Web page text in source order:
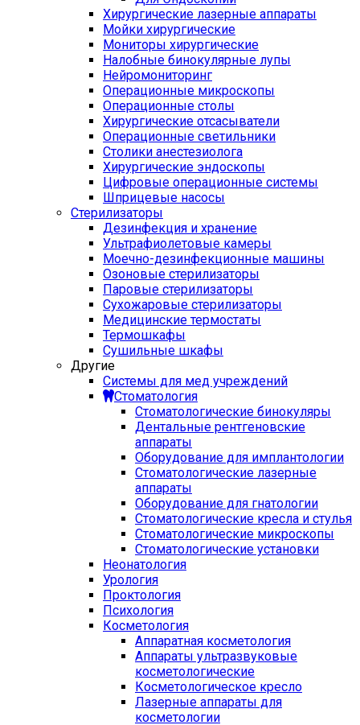
Хирургические лазерные аппараты
Мойки хирургические
Мониторы хирургические
Налобные бинокулярные лупы
Нейромониторинг
Операционные микроскопы
Операционные столы
Хирургические отсасыватели
Операционные светильники
Столики анестезиолога
Хирургические эндоскопы
Цифровые операционные системы
Шприцевые насосы
Стерилизаторы
Дезинфекция и хранение
Ультрафиолетовые камеры
Моечно-дезинфекционные машины
Озоновые стерилизаторы
Паровые стерилизаторы
Сухожаровые стерилизаторы
Медицинские термостаты
Термошкафы
Сушильные шкафы
Другие
Системы для мед учреждений
Стоматология
Стоматологические бинокуляры
Дентальные рентгеновские
аппараты
Оборудование для имплантологии
Стоматологические лазерные
аппараты
Оборудование для гнатологии
Стоматологические кресла и стулья
Стоматологические микроскопы
Стоматологические установки
Неонатология
Урология
Проктология
Психология
Косметология
Аппаратная косметология
Аппараты ультразвуковые
косметологические
Косметологическое кресло
Лазерные аппараты для
косметологии